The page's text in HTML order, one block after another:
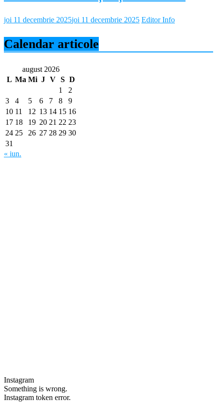
joi 11 decembrie 2025joi 11 decembrie 2025 Editor Info
Calendar articole
august 2026
L Ma Mi J V S D
1
2
3
4 5 6 7 8
9
10 11 12 13 14 15 16
17 18 19 20 21 22 23
24 25 26 27 28 29 30
31
« iun.
Instagram
Something is wrong.
Instagram token error.